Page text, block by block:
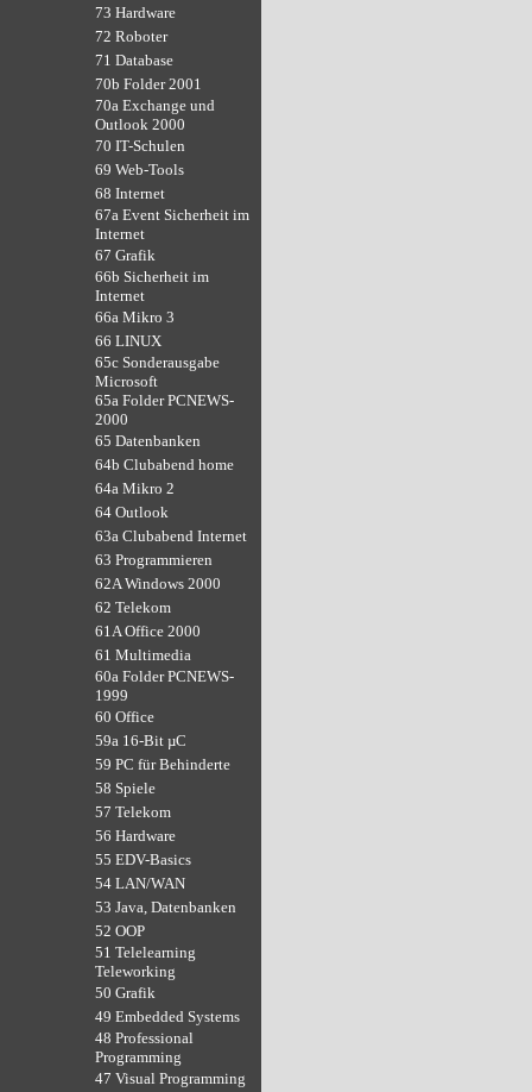
73 Hardware
72 Roboter
71 Database
70b Folder 2001
70a Exchange und
Outlook 2000
70 IT-Schulen
69 Web-Tools
68 Internet
67a Event Sicherheit im
Internet
67 Grafik
66b Sicherheit im
Internet
66a Mikro 3
66 LINUX
65c Sonderausgabe
Microsoft
65a Folder PCNEWS-
2000
65 Datenbanken
64b Clubabend home
64a Mikro 2
64 Outlook
63a Clubabend Internet
63 Programmieren
62A Windows 2000
62 Telekom
61A Office 2000
61 Multimedia
60a Folder PCNEWS-
1999
60 Office
59a 16-Bit µC
59 PC für Behinderte
58 Spiele
57 Telekom
56 Hardware
55 EDV-Basics
54 LAN/WAN
53 Java, Datenbanken
52 OOP
51 Telelearning
Teleworking
50 Grafik
49 Embedded Systems
48 Professional
Programming
47 Visual Programming